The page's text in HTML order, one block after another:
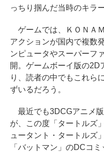
っちり掴んだ当時のキラ
ゲームでは、ＫＯＮＡ
アクションが国内で複数
ンピュータやスーパーフ
開。ゲームボーイ版の2D
り、読者の中でもこれら
ずいるだろう。
最近でも3DCGアニメ
が、この度「タートルズ
ュータント・タートルズ
「バットマン」のDCコ